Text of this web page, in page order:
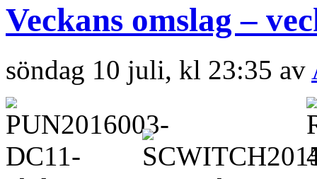
Veckans omslag –
söndag 10 juli, kl 23:35 av